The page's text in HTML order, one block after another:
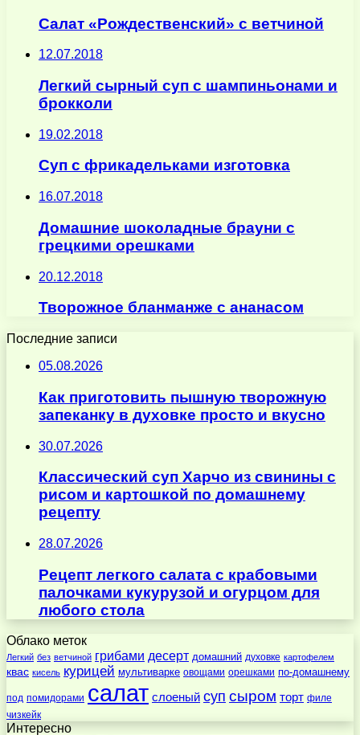
Салат «Рождественский» с ветчиной
12.07.2018
Легкий сырный суп с шампиньонами и
брокколи
19.02.2018
Суп с фрикадельками изготовка
16.07.2018
Домашние шоколадные брауни с
грецкими орешками
20.12.2018
Творожное бланманже с ананасом
Последние записи
05.08.2026
Как приготовить пышную творожную
запеканку в духовке просто и вкусно
30.07.2026
Классический суп Харчо из свинины с
рисом и картошкой по домашнему
рецепту
28.07.2026
Рецепт легкого салата с крабовыми
палочками кукурузой и огурцом для
любого стола
Облако меток
Легкий без ветчиной грибами десерт домашний духовке картофелем
квас кисель курицей мультиварке овощами орешками по-домашнему
под помидорами салат слоеный суп сыром торт филе
чизкейк
Интересно